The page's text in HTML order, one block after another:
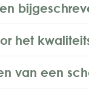
het
van een